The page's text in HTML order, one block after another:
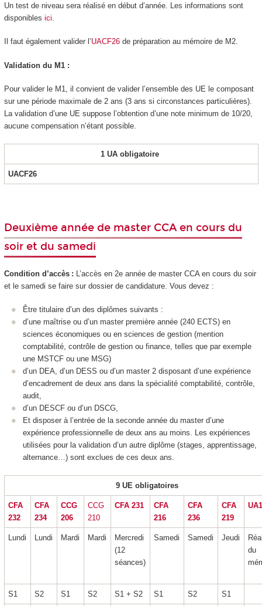
Un test de niveau sera réalisé en début d’année. Les informations sont
disponibles ici
Il faut également valider l’UACF26de préparation au mémoire de M2.
Validation du M1 :
Pour valider le M1, il convient de valider l’ensemble des UE le composant
sur une période maximale de 2 ans (3 ans si circonstances particulières).
La validation d’une UE suppose l’obtention d’une note minimum de 10/20,
aucune compensation n’étant possible.
1 UA obligatoire
UACF26
Deuxième année de master CCA en cours du
soir et du samedi
Condition d’accès : L’accès en 2e année de master CCA en cours du soir
et le samedi se faire sur dossier de candidature. Vous devez :
Être titulaire d’un des diplômes suivants :
d’une maîtrise ou d’un master première année (240 ECTS) en
sciences économiques ou en sciences de gestion (mention
comptabilité, contrôle de gestion ou finance, telles que par exemple
une MSTCF ou une MSG)
d’un DEA, d’un DESS ou d’un master 2 disposant d’une expérience
d’encadrement de deux ans dans la spécialité comptabilité, contrôle,
audit,
d’un DESCF ou d’un DSCG,
Et disposer à l’entrée de la seconde année du master d’une
expérience professionnelle de deux ans au moins. Les expériences
utilisées pour la validation d’un autre diplôme (stages, apprentissage,
alternance…) sont exclues de ces deux ans.
9 UE obligatoires
CFA
232
CFA
234
CCG
206
CCG
210
CFA 231
CFA
216
CFA
236
CFA
219
Lundi Lundi Mardi Mardi
Mercredi
(12
séances)
Samedi Samedi Jeudi
du
S1 S2 S1 S2 S1 + S2 S1 S2 S1